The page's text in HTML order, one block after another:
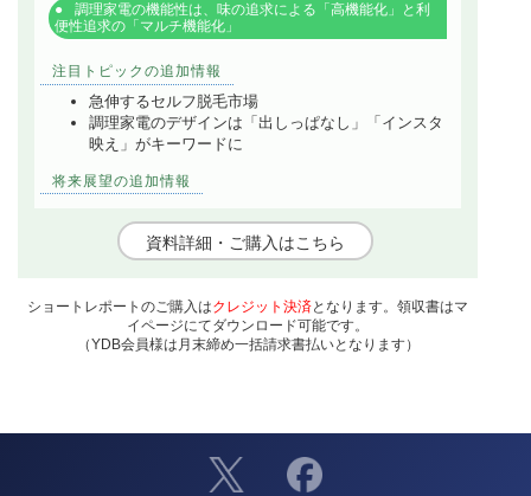
調理家電の機能性は、味の追求による「高機能化」と利
便性追求の「マルチ機能化」
注目トピックの追加情報
急伸するセルフ脱毛市場
調理家電のデザインは「出しっぱなし」「インスタ
映え」がキーワードに
将来展望の追加情報
資料詳細・ご購入はこちら
ショートレポートのご購入はクレジット決済となります。領収書はマ
イページにてダウンロード可能です。
（YDB会員様は月末締め一括請求書払いとなります）